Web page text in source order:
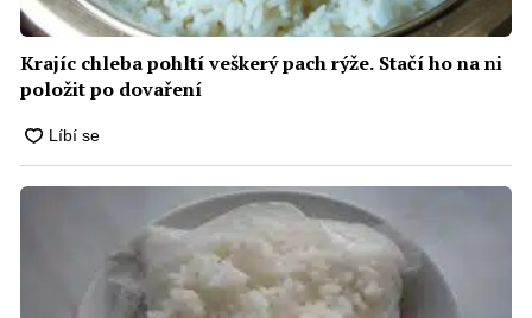
Krajíc chleba pohltí veškerý pach rýže. Stačí ho na ni
položit po dovaření